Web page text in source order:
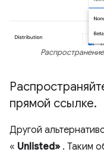
прямой ссылке.
Другой
« Unlisted» . Таким